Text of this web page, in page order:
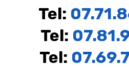
Tel:
Tel:
Tel: